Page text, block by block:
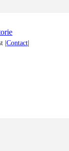
|Contact|
19:30